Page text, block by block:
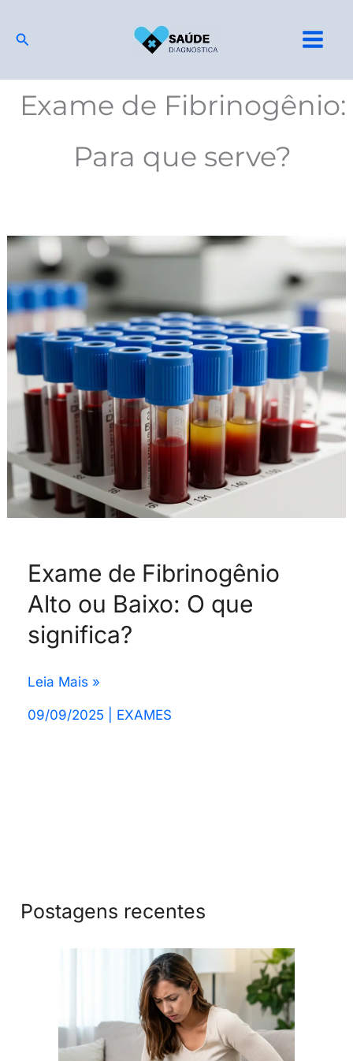
para
conteúdo
Pesquisar
Exame de Fibrinogênio:
Para que serve?
Exame de Fibrinogênio
Alto ou Baixo: O que
significa?
Exame
de
Fibrinogênio
Alto
ou
O
que
significa?
Leia Mais »
09/09/2025 EXAMES
Postagens recentes